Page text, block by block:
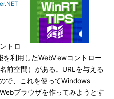
トロ
利用したWebViewコントロー
前空間）がある。URLを与える
で、これを使ってWindows
ブラウザを作ってみようとす